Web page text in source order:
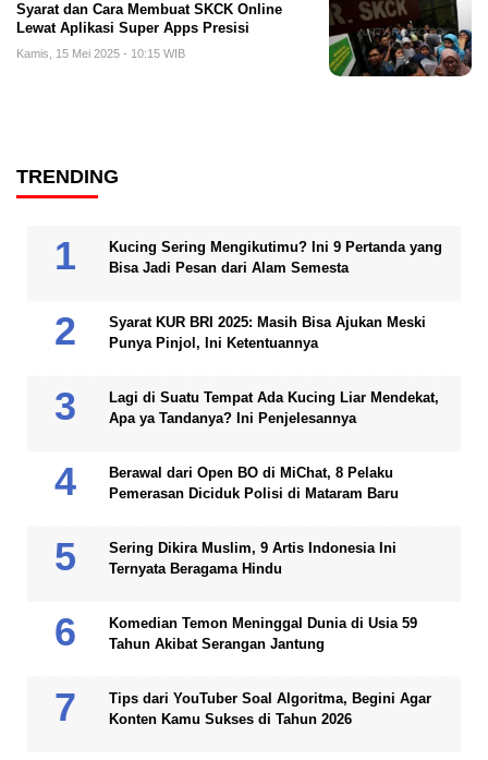
Syarat dan Cara Membuat SKCK Online
Lewat Aplikasi Super Apps Presisi
Kamis, 15 Mei 2025 - 10:15 WIB
TRENDING
Kucing Sering Mengikutimu? Ini 9 Pertanda yang
Bisa Jadi Pesan dari Alam Semesta
Syarat KUR BRI 2025: Masih Bisa Ajukan Meski
Punya Pinjol, Ini Ketentuannya
Lagi di Suatu Tempat Ada Kucing Liar Mendekat,
Apa ya Tandanya? Ini Penjelesannya
Berawal dari Open BO di MiChat, 8 Pelaku
Pemerasan Diciduk Polisi di Mataram Baru
Sering Dikira Muslim, 9 Artis Indonesia Ini
Ternyata Beragama Hindu
Komedian Temon Meninggal Dunia di Usia 59
Tahun Akibat Serangan Jantung
Tips dari YouTuber Soal Algoritma, Begini Agar
Konten Kamu Sukses di Tahun 2026